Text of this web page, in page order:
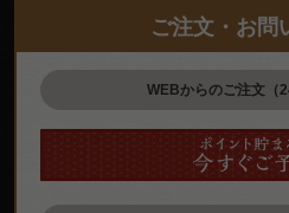
ご注文・お問
WEBからのご注文（